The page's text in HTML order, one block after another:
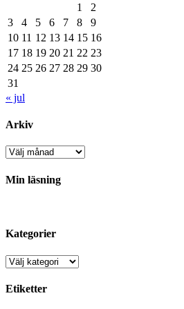
1
2
3
4 5 6 7 8
9
10 11 12 13 14 15 16
17 18 19 20 21 22 23
24 25 26 27 28 29 30
31
« jul
Arkiv
Arkiv
Min läsning
Kategorier
Kategorier
Etiketter